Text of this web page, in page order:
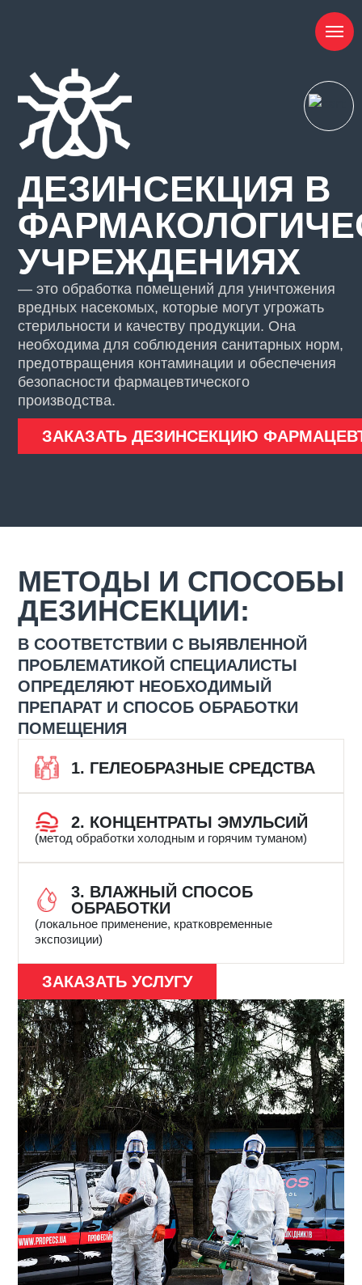
ДЕЗИНСЕКЦИЯ В
УЧРЕЖДЕНИЯХ
— это обработка помещений для уничтожения
вредных насекомых, которые могут угрожать
стерильности и качеству продукции. Она
необходима для соблюдения санитарных норм,
предотвращения контаминации и обеспечения
безопасности фармацевтического
производства.
ЗАКАЗАТЬ ДЕЗИНСЕКЦИЮ
МЕТОДЫ И СПОСОБЫ
ДЕЗИНСЕКЦИИ:
В СООТВЕТСТВИИ С ВЫЯВЛЕННОЙ
ПРОБЛЕМАТИКОЙ СПЕЦИАЛИСТЫ
ОПРЕДЕЛЯЮТ НЕОБХОДИМЫЙ
ПРЕПАРАТ И СПОСОБ ОБРАБОТКИ
ПОМЕЩЕНИЯ
1. ГЕЛЕОБРАЗНЫЕ СРЕДСТВА
2. КОНЦЕНТРАТЫ ЭМУЛЬСИЙ
(метод обработки холодным и горячим туманом)
3. ВЛАЖНЫЙ СПОСОБ
ОБРАБОТКИ
(локальное применение, кратковременные
экспозиции)
ЗАКАЗАТЬ УСЛУГУ